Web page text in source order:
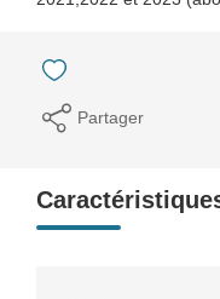
Partager